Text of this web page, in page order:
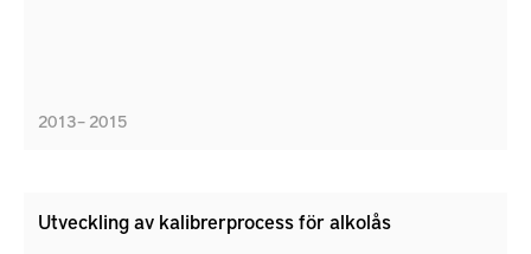
2013 – 2015
Utveckling av kalibrerprocess för alkolås